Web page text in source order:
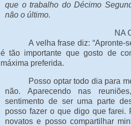
que o trabalho do Décimo
não o último.
NA
A velha frase diz: “Apronte-
é tão importante que gosto de
máxima preferida.
Posso optar todo dia para
não. Aparecendo nas
sentimento de ser uma parte
posso fazer o que digo que farei.
novatos e posso compartilhar